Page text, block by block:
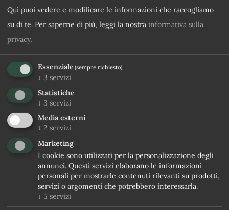
Categoria di camera desiderata
Acconsento al
Qui puoi vedere e modificare le informazioni che raccogliamo
su di te. Per saperne di più, leggi la nostra informativa sulla
privacy.
Essenziale (sempre richiesto)
↓ 3 servizi
Statistiche
↓ 3 servizi
Media esterni
↓ 2 servizi
Marketing
I cookie sono utilizzati per la personalizzazione degli
annunci. Questi servizi elaborano le informazioni
personali per mostrarle contenuti rilevanti su prodotti,
servizi o argomenti che potrebbero interessarla.
↓ 5 servizi